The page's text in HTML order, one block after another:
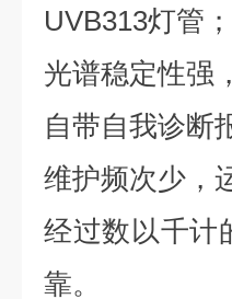
UVB313灯管；
光谱稳定性强
自带自我诊断
维护频次少，
经过数以千计
靠。